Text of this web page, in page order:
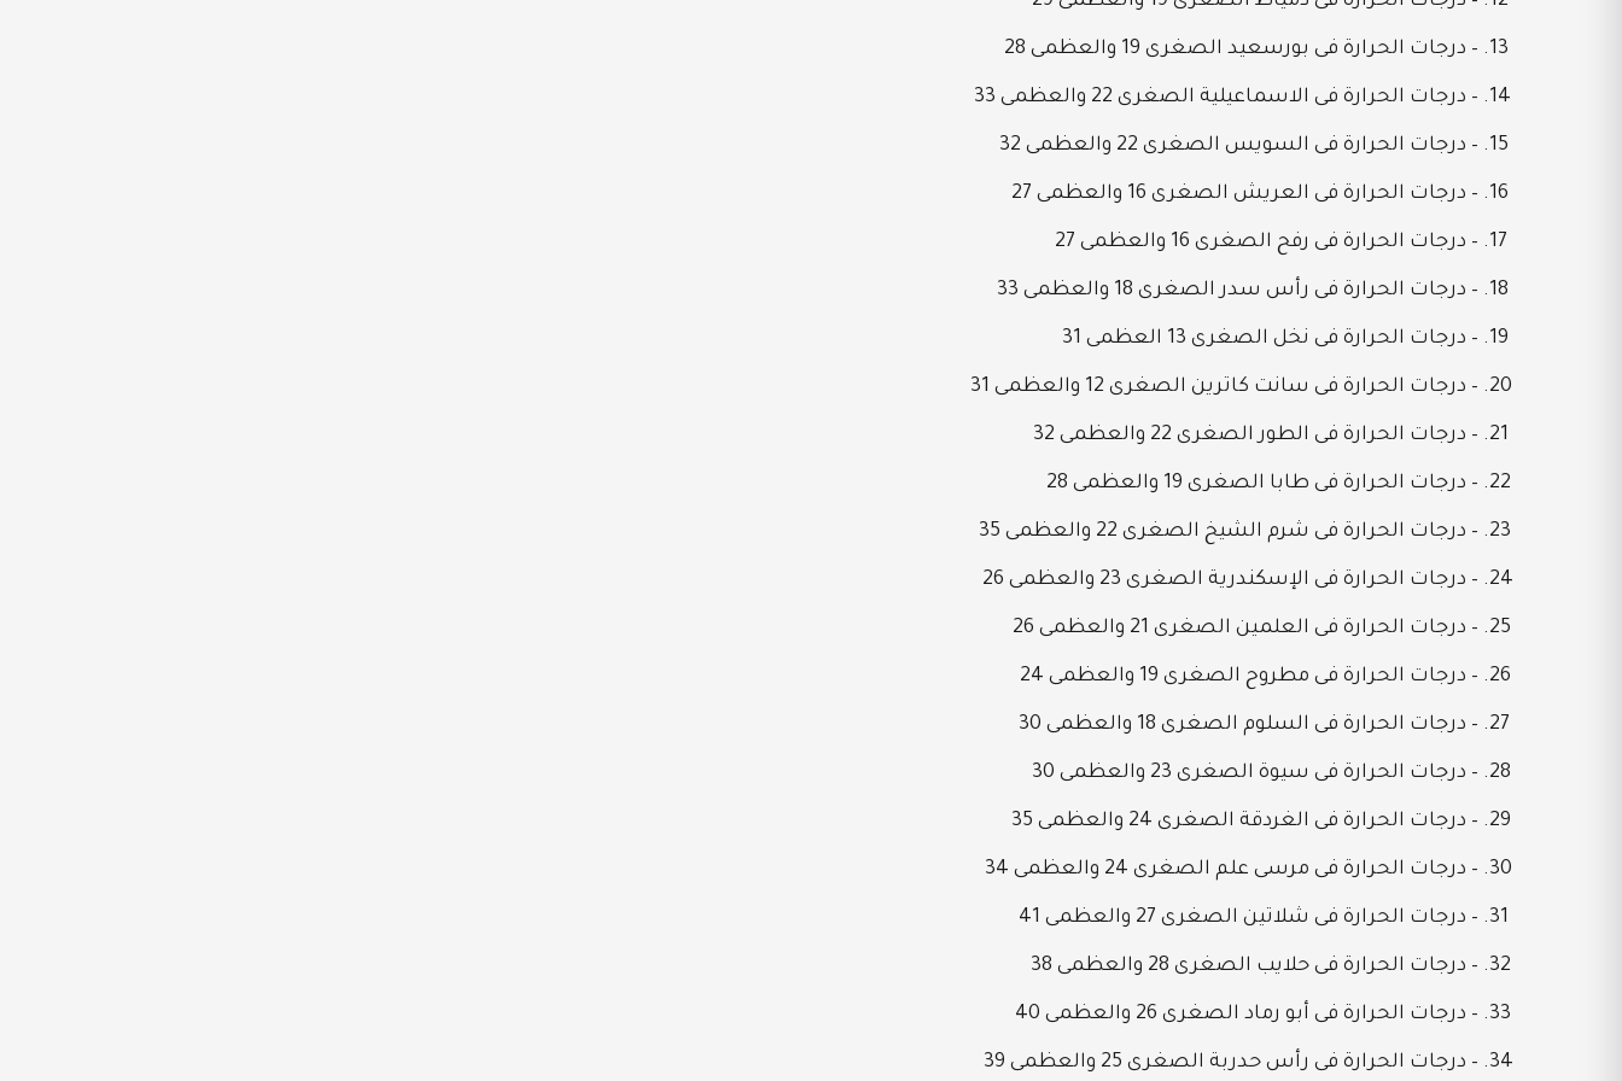
– درجات الحرارة فى بورسعيد الصغرى 19 والعظمى 28
– درجات الحرارة فى الاسماعيلية الصغرى 22 والعظمى 33
– درجات الحرارة فى السويس الصغرى 22 والعظمى 32
– درجات الحرارة فى العريش الصغرى 16 والعظمى 27
– درجات الحرارة فى رفح الصغرى 16 والعظمى 27
– درجات الحرارة فى رأس سدر الصغرى 18 والعظمى 33
– درجات الحرارة فى نخل الصغرى 13 العظمى 31
– درجات الحرارة فى سانت كاترين الصغرى 12 والعظمى 31
– درجات الحرارة فى الطور الصغرى 22 والعظمى 32
– درجات الحرارة فى طابا الصغرى 19 والعظمى 28
– درجات الحرارة فى شرم الشيخ الصغرى 22 والعظمى 35
– درجات الحرارة فى الإسكندرية الصغرى 23 والعظمى 26
– درجات الحرارة فى العلمين الصغرى 21 والعظمى 26
– درجات الحرارة فى مطروح الصغرى 19 والعظمى 24
– درجات الحرارة فى السلوم الصغرى 18 والعظمى 30
– درجات الحرارة فى سيوة الصغرى 23 والعظمى 30
– درجات الحرارة فى الغردقة الصغرى 24 والعظمى 35
– درجات الحرارة فى مرسى علم الصغرى 24 والعظمى 34
– درجات الحرارة فى شلاتين الصغرى 27 والعظمى 41
– درجات الحرارة فى حلايب الصغرى 28 والعظمى 38
– درجات الحرارة فى أبو رماد الصغرى 26 والعظمى 40
– درجات الحرارة فى رأس حدربة الصغرى 25 والعظمى 39